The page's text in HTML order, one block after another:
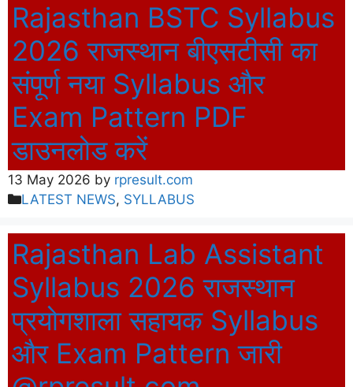
Rajasthan BSTC Syllabus
2026 राजस्थान बीएसटीसी का
संपूर्ण नया Syllabus और
Exam Pattern PDF
डाउनलोड करें
13 May 2026 by rpresult.com
Categories
LATEST NEWS, SYLLABUS
Rajasthan Lab Assistant
Syllabus 2026 राजस्थान
प्रयोगशाला सहायक Syllabus
और Exam Pattern जारी